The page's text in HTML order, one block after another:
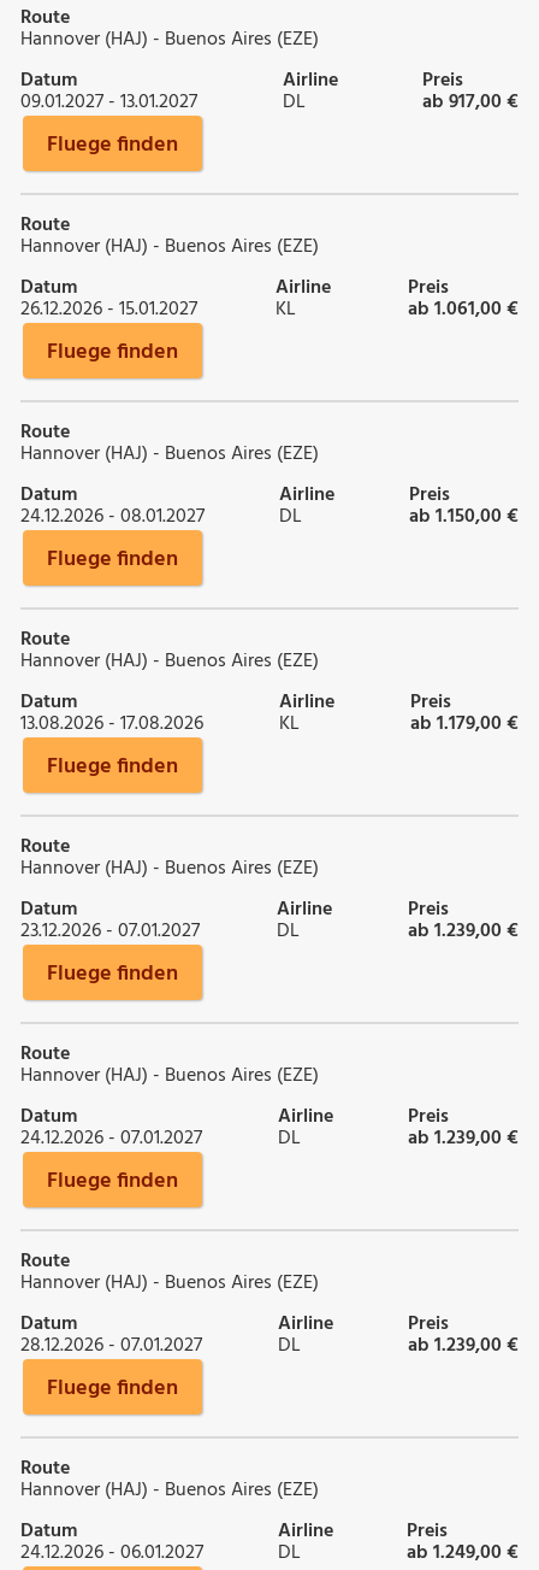
Route
Hannover (HAJ) - Buenos Aires (EZE)
Datum
09.01.2027 - 13.01.2027
Airline
DL
Preis
ab 917,00 €
Fluege finden
Route
Hannover (HAJ) - Buenos Aires (EZE)
Datum
26.12.2026 - 15.01.2027
Airline
KL
Preis
ab 1.061,00 €
Fluege finden
Route
Hannover (HAJ) - Buenos Aires (EZE)
Datum
24.12.2026 - 08.01.2027
Airline
DL
Preis
ab 1.150,00 €
Fluege finden
Route
Hannover (HAJ) - Buenos Aires (EZE)
Datum
13.08.2026 - 17.08.2026
Airline
KL
Preis
ab 1.179,00 €
Fluege finden
Route
Hannover (HAJ) - Buenos Aires (EZE)
Datum
23.12.2026 - 07.01.2027
Airline
DL
Preis
ab 1.239,00 €
Fluege finden
Route
Hannover (HAJ) - Buenos Aires (EZE)
Datum
24.12.2026 - 07.01.2027
Airline
DL
Preis
ab 1.239,00 €
Fluege finden
Route
Hannover (HAJ) - Buenos Aires (EZE)
Datum
28.12.2026 - 07.01.2027
Airline
DL
Preis
ab 1.239,00 €
Fluege finden
Route
Hannover (HAJ) - Buenos Aires (EZE)
Datum
24.12.2026 - 06.01.2027
Airline
DL
Preis
ab 1.249,00 €